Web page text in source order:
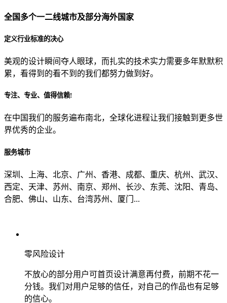
贵公司的团队规模是？
目前主要的营销渠道是？
全国多个一二线城市及部分海外国家
定义行业标准的决心
美观的设计瞬间夺人眼球，而扎实的技术实力需要多年默默积
累，看得到的看不到的我们都努力做到好。
专注、专业、值得信赖!
在中国我们的服务遍布南北，全球化进程让我们接触到更多世
界优秀的企业。
服务城市
深圳、上海、北京、广州、香港、成都、重庆、杭州、武汉、
西定、天津、苏州、南京、郑州、长沙、东莞、沈阳、青岛、
合肥、佛山、山东、台湾苏州、厦门...
零风险设计
不放心的部分用户可首页设计满意再付费，前期不花一
分钱。我们对用户足够的信任，对自己的作品也有足够
的信心。